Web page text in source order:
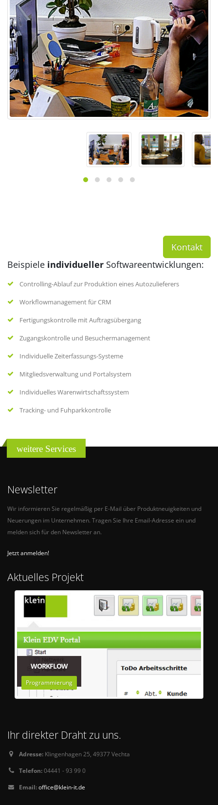
Kontakt
Beispiele individueller Softwareentwicklungen:
Controlling-Ablauf zur Produktion eines Autozulieferers
Workflowmanagement für CRM
Fertigungskontrolle mit Auftragsübergang
Zugangskontrolle und Besuchermanagement
Individuelle Zeiterfassungs-Systeme
Mitgliedsverwaltung und Portalsystem
Individuelles Warenwirtschaftssystem
Tracking- und Fuhparkkontrolle
weitere Services
Newsletter
Wir informieren Sie regelmäßig per E-Mail über Produktneuigkeiten und
Neuerungen im Unternehmen. Tragen Sie Ihre Email-Adresse ein und
melden sich für den Newsletter an.
Jetzt anmelden!
Aktuelles Projekt
WORKFLOW
Programmierung
Ihr direkter Draht zu uns.
Adresse: Klingenhagen 25, 49377 Vechta
Telefon:04441 - 93 99 0
Email:office@klein-it.de